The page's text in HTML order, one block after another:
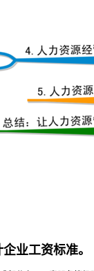
业工资标准。